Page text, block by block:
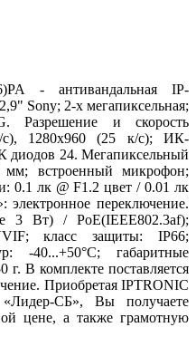
- антивандальная IP-
Sony; 2-х мегапиксельная;
Разрешение и скорость
с), 1280х960 (25 к/с); ИК-
диодов 24. Мегапиксельный
мм; встроенный микрофон;
0.1 лк @ F1.2 цвет / 0.01 лк
переключение.
Вт) / PoE(IEEE802.3af);
класс защиты: IP66;
-40...+50°С; габаритные
В комплекте поставляется
Приобретая IPTRONIC
СБ», Вы получаете
цене, а также грамотную